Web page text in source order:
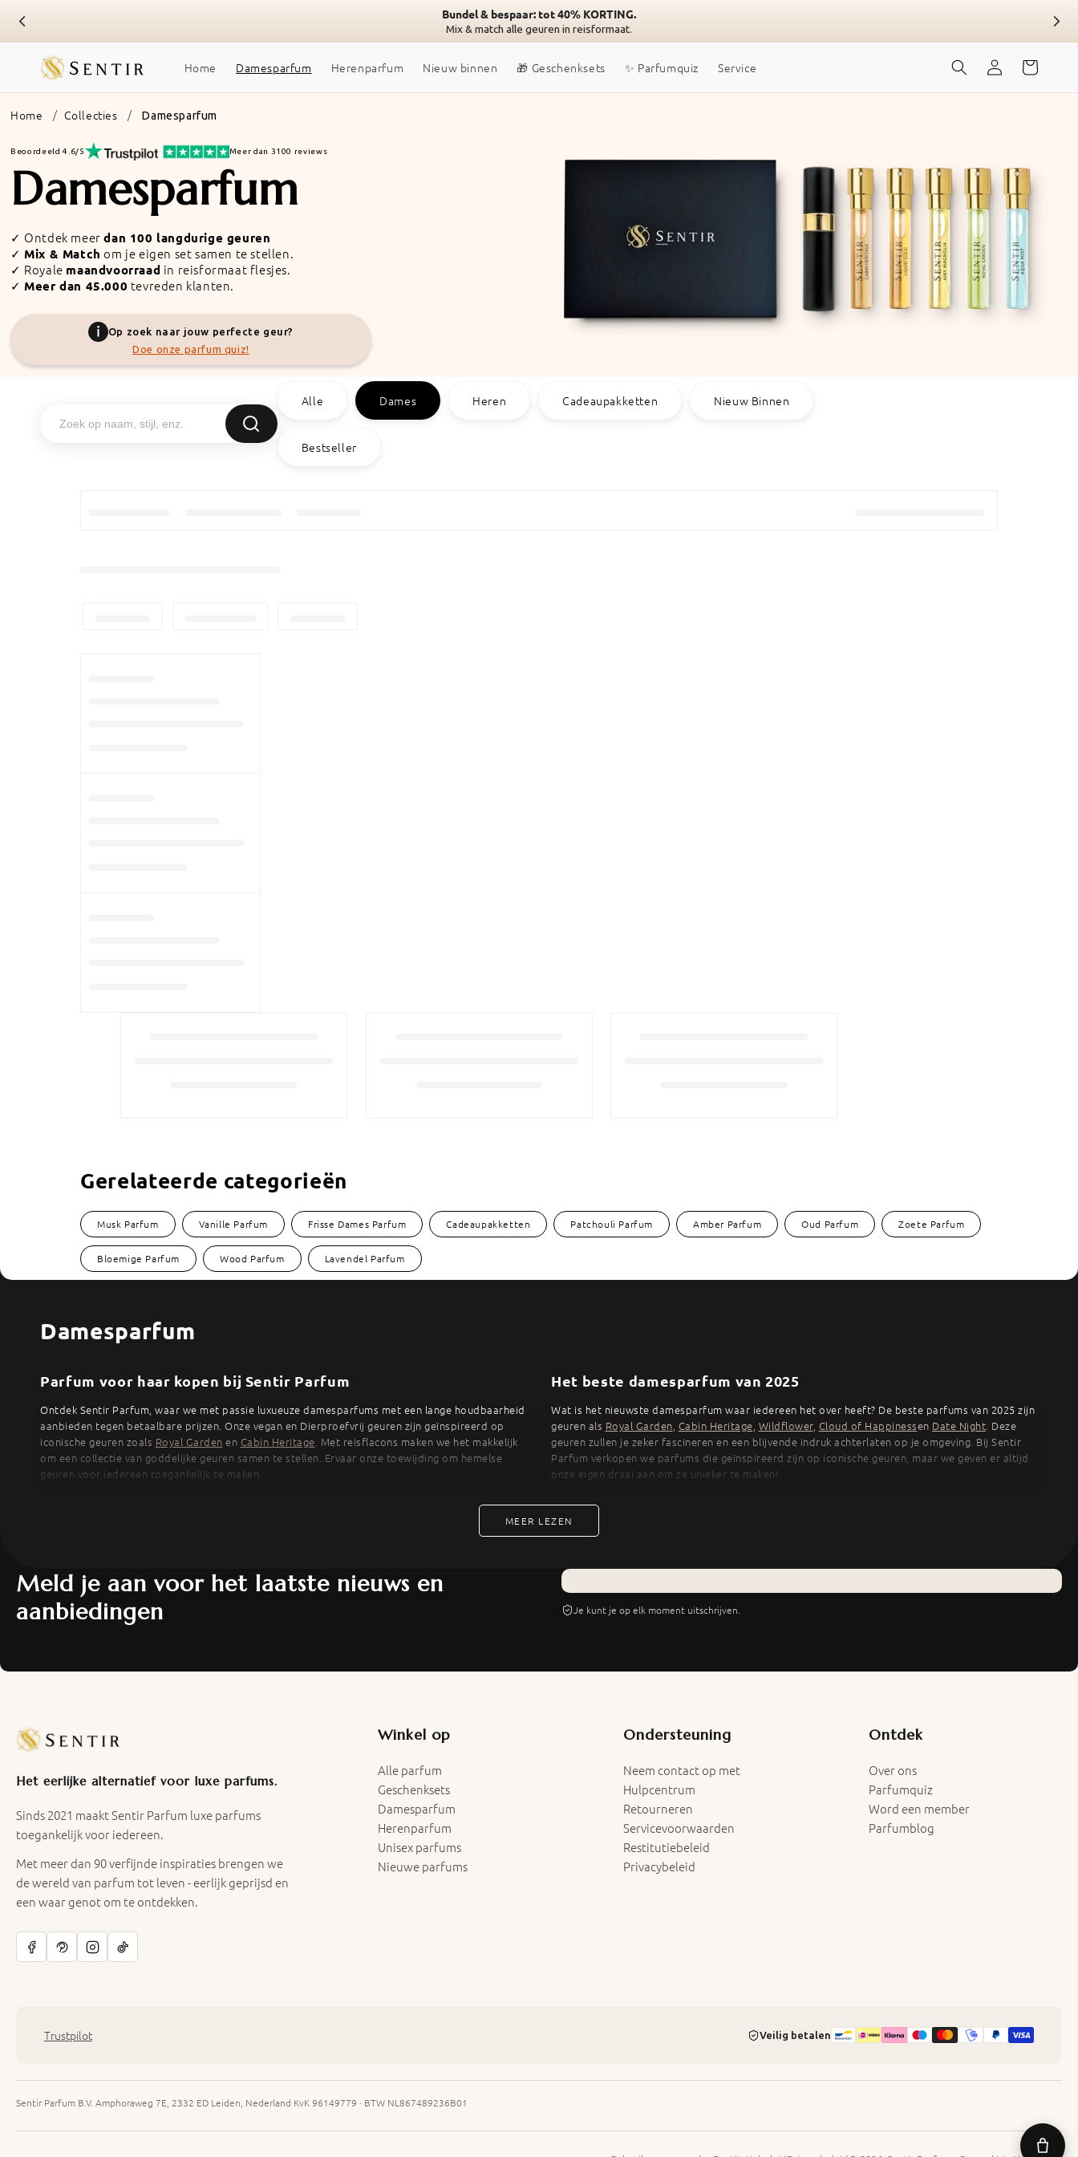
naar
inhoud
Bundel & bespaar: tot 40% KORTING.
Mix & match alle geuren in reisformaat.
Home Damesparfum Herenparfum Nieuw binnen 🎁 Geschenksets ✨ Parfumquiz Service InloggenWinkelwagen
Home Collecties Damesparfum
Beoordeeld 4.6/5 Meer dan 3100 reviews
Collectie:
Damesparfum
✓ Ontdek meerdan 100 langdurige geuren
✓ Mix & Match om je eigen set samen te stellen.
✓ Royale maandvoorraad in reisformaat flesjes.
✓ Meer dan 45.000 tevreden klanten.
Op zoek naar jouw perfecte geur?
Doe onze parfum quiz!
Alle Dames Heren Cadeaupakketten Nieuw Binnen
Bestseller
Gerelateerde categorieën
Musk Parfum Vanille Parfum Frisse Dames Parfum Cadeaupakketten Patchouli Parfum Amber Parfum Oud Parfum Zoete Parfum
Bloemige Parfum Wood Parfum Lavendel Parfum
Damesparfum
Parfum voor haar kopen bij Sentir Parfum
Ontdek Sentir Parfum, waar we met passie luxueuze damesparfums met een lange houdbaarheid
aanbieden tegen betaalbare prijzen. Onze vegan en Dierproefvrij geuren zijn geïnspireerd op
iconische geuren zoals Royal Garden en Cabin Heritage. Met reisflacons maken we het makkelijk
om een collectie van goddelijke geuren samen te stellen. Ervaar onze toewijding om hemelse
geuren voor iedereen toegankelijk te maken.
Het beste damesparfum van 2025
Wat is het nieuwste damesparfum waar iedereen het over heeft? De beste parfums van 2025 zijn
geuren als Royal Garden, Cabin Heritage, Wildflower, Cloud of Happinessen Date Night. Deze
geuren zullen je zeker fascineren en een blijvende indruk achterlaten op je omgeving. Bij Sentir
Parfum verkopen we parfums die geïnspireerd zijn op iconische geuren, maar we geven er altijd
onze eigen draai aan om ze unieker te maken!
MEER LEZEN
Meld je aan voor het laatste nieuws en
aanbiedingen
Je kunt je op elk moment uitschrijven.
Het eerlijke alternatief voor luxe parfums.
Sinds 2021 maakt Sentir Parfum luxe parfums
toegankelijk voor iedereen.
Met meer dan 90 verfijnde inspiraties brengen we
de wereld van parfum tot leven - eerlijk geprijsd en
een waar genot om te ontdekken.
Winkel op
Alle parfum
Geschenksets
Damesparfum
Herenparfum
Unisex parfums
Nieuwe parfums
Ondersteuning
Neem contact op met
Hulpcentrum
Retourneren
Servicevoorwaarden
Restitutiebeleid
Privacybeleid
Ontdek
Over ons
Parfumquiz
Word een member
Parfumblog
Trustpilot Veilig betalen
Sentir Parfum B.V.·Amphoraweg 7E, 2332 ED Leiden, Nederland·KvK 96149779 · BTW NL867489236B01